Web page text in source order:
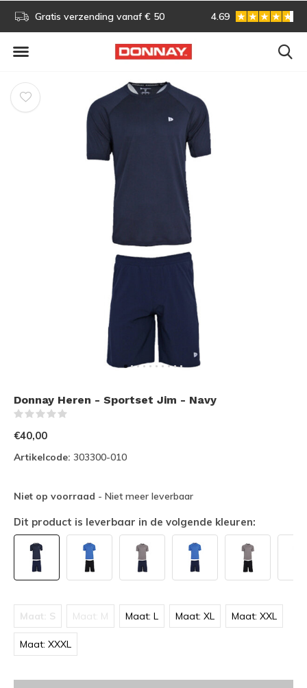
Gratis verzending vanaf € 50 Gratis omruilen
4.69
Donnay Heren - Sportset Jim - Navy
€40,00
Artikelcode: 303300-010
Niet op voorraad - Niet meer leverbaar
Dit product is leverbaar in de volgende kleuren:
Maat: S Maat: M Maat: L Maat: XL Maat: XXL
Maat: XXXL